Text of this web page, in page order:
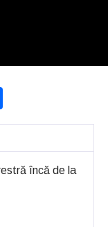
încă de la